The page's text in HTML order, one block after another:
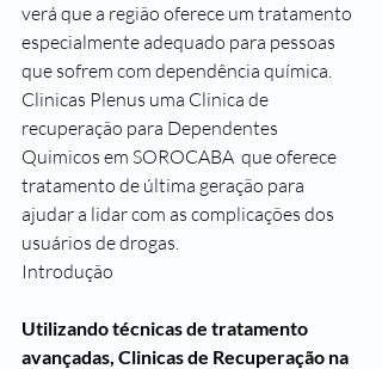
verá que a região oferece um tratamento
especialmente adequado para pessoas
que sofrem com dependência química.
Clinicas Plenus uma Clinica de
recuperação para Dependentes
Quimicos em SOROCABA  que oferece
tratamento de última geração para
ajudar a lidar com as complicações dos
usuários de drogas.
Introdução
Utilizando técnicas de tratamento
avançadas, Clinicas de Recuperação na